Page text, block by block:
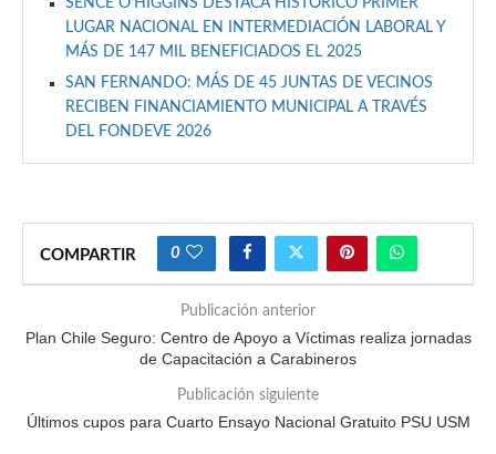
LUGAR NACIONAL EN INTERMEDIACIÓN LABORAL Y
MÁS DE 147 MIL BENEFICIADOS EL 2025
SAN FERNANDO: MÁS DE 45 JUNTAS DE VECINOS
RECIBEN FINANCIAMIENTO MUNICIPAL A TRAVÉS
DEL FONDEVE 2026
COMPARTIR 0
Publicación anterior
Plan Chile Seguro: Centro de Apoyo a Víctimas realiza jornadas
de Capacitación a Carabineros
Publicación siguiente
Últimos cupos para Cuarto Ensayo Nacional Gratuito PSU USM